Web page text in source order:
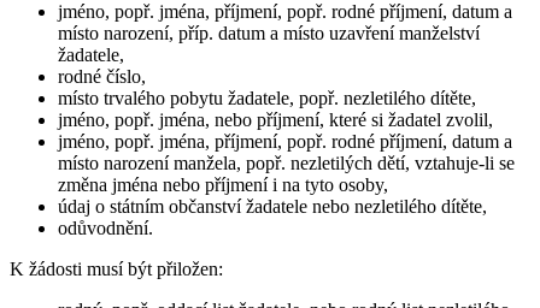
jméno, popř. jména, příjmení, popř. rodné příjmení, datum a
místo narození, příp. datum a místo uzavření manželství
žadatele,
rodné číslo,
místo trvalého pobytu žadatele, popř. nezletilého dítěte,
jméno, popř. jména, nebo příjmení, které si žadatel zvolil,
jméno, popř. jména, příjmení, popř. rodné příjmení, datum a
místo narození manžela, popř. nezletilých dětí, vztahuje-li se
změna jména nebo příjmení i na tyto osoby,
údaj o státním občanství žadatele nebo nezletilého dítěte,
odůvodnění.
K žádosti musí být přiložen: